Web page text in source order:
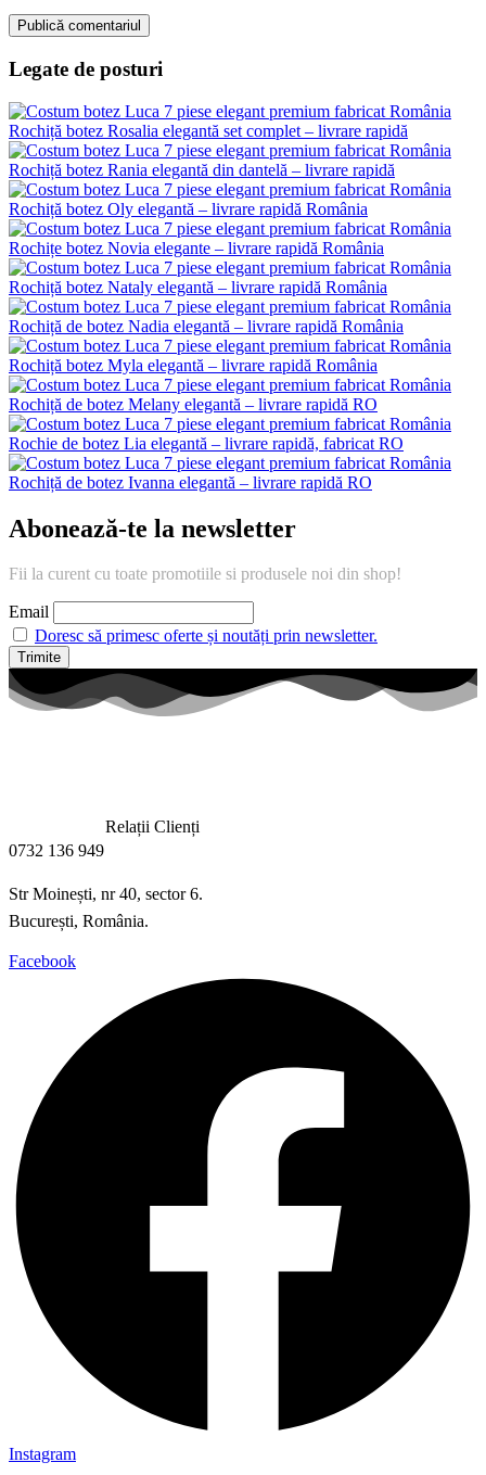
Legate de posturi
Rochiță botez Rosalia elegantă set complet – livrare rapidă
Rochiță botez Rania elegantă din dantelă – livrare rapidă
Rochiță botez Oly elegantă – livrare rapidă România
Rochițe botez Novia elegante – livrare rapidă România
Rochiță botez Nataly elegantă – livrare rapidă România
Rochiță de botez Nadia elegantă – livrare rapidă România
Rochiță botez Myla elegantă – livrare rapidă România
Rochiță de botez Melany elegantă – livrare rapidă RO
Rochie de botez Lia elegantă – livrare rapidă, fabricat RO
Rochiță de botez Ivanna elegantă – livrare rapidă RO
Abonează-te la newsletter
Fii la curent cu toate promotiile si produsele noi din shop!
Email
Doresc să primesc oferte și noutăți prin newsletter.
Relații Clienți
0732 136 949
Str Moinești, nr 40, sector 6.
București, România.
Facebook
Instagram